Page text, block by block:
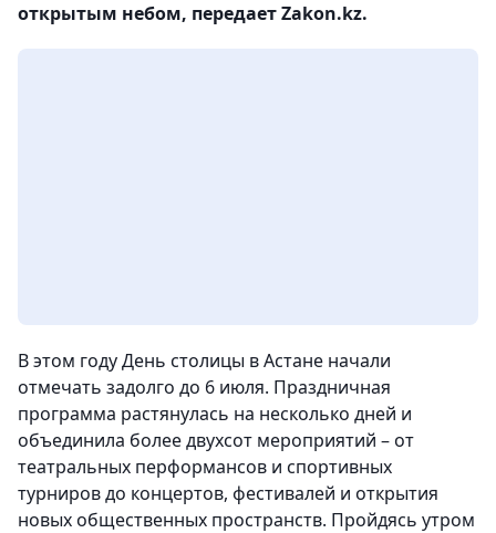
открытым небом, передает Zakon.kz.
В этом году День столицы в Астане начали
отмечать задолго до 6 июля. Праздничная
программа растянулась на несколько дней и
объединила более двухсот мероприятий – от
театральных перформансов и спортивных
турниров до концертов, фестивалей и открытия
новых общественных пространств. Пройдясь утром